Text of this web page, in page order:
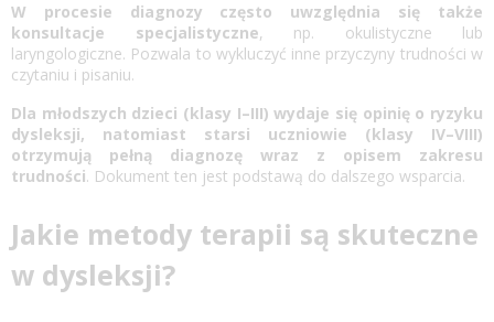
W procesie diagnozy często uwzględnia się także
konsultacje specjalistyczne, np. okulistyczne lub
laryngologiczne. Pozwala to wykluczyć inne przyczyny trudności w
czytaniu i pisaniu.
Dla młodszych dzieci (klasy I–III) wydaje się opinię o ryzyku
dysleksji, natomiast starsi uczniowie (klasy IV–VIII)
otrzymują pełną diagnozę wraz z opisem zakresu
trudności. Dokument ten jest podstawą do dalszego wsparcia.
Jakie metody terapii są skuteczne
w dysleksji?